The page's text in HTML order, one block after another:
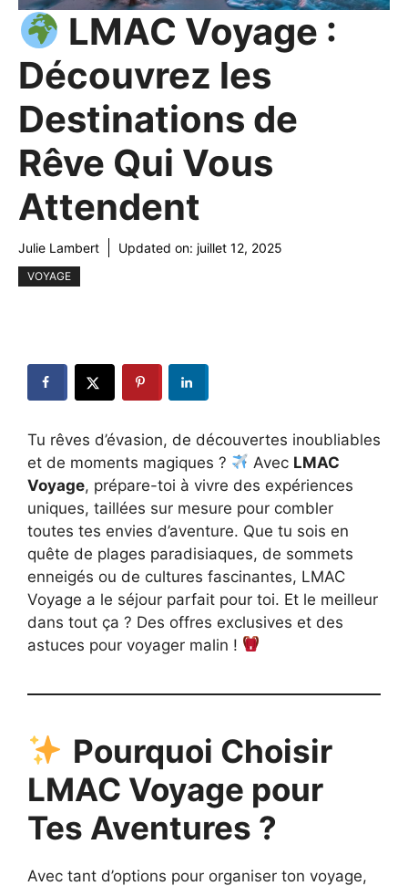
LMAC Voyage :
Découvrez les
Destinations de
Rêve Qui Vous
Attendent
Julie Lambert Updated on: juillet 12, 2025
VOYAGE
Tu rêves d’évasion, de découvertes inoubliables
et de moments magiques ?
Avec LMAC
Voyage, prépare-toi à vivre des expériences
uniques, taillées sur mesure pour combler
toutes tes envies d’aventure. Que tu sois en
quête de plages paradisiaques, de sommets
enneigés ou de cultures fascinantes, LMAC
Voyage a le séjour parfait pour toi. Et le meilleur
dans tout ça ? Des offres exclusives et des
astuces pour voyager malin !
Pourquoi Choisir
LMAC Voyage pour
Tes Aventures ?
Avec tant d’options pour organiser ton voyage,